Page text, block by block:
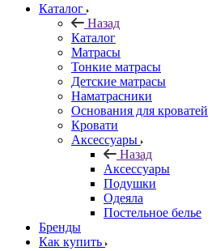
Каталог
Назад
Каталог
Матрасы
Тонкие матрасы
Детские матрасы
Наматрасники
Основания для кроватей
Кровати
Аксессуары
Назад
Аксессуары
Подушки
Одеяла
Постельное белье
Бренды
Как купить